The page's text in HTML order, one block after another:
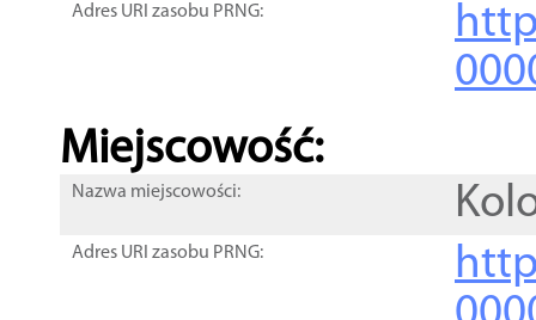
Adres URI zasobu PRNG:
Miejscowość:
Nazwa miejscowości:
Adres URI zasobu PRNG: